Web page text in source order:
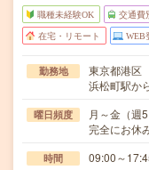
職種未経験OK 交通費
在宅・リモート WEB
勤務地
東京都港区
浜松町駅か
曜日頻度
月～金（週
完全にお休
時間 09:00～